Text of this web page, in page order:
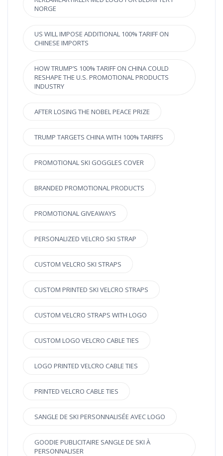
NORGE
US WILL IMPOSE ADDITIONAL 100% TARIFF ON
CHINESE IMPORTS
HOW TRUMP’S 100% TARIFF ON CHINA COULD
RESHAPE THE U.S. PROMOTIONAL PRODUCTS
INDUSTRY
AFTER LOSING THE NOBEL PEACE PRIZE
TRUMP TARGETS CHINA WITH 100% TARIFFS
PROMOTIONAL SKI GOGGLES COVER
BRANDED PROMOTIONAL PRODUCTS
PROMOTIONAL GIVEAWAYS
PERSONALIZED VELCRO SKI STRAP
CUSTOM VELCRO SKI STRAPS
CUSTOM PRINTED SKI VELCRO STRAPS
CUSTOM VELCRO STRAPS WITH LOGO
CUSTOM LOGO VELCRO CABLE TIES
LOGO PRINTED VELCRO CABLE TIES
PRINTED VELCRO CABLE TIES
SANGLE DE SKI PERSONNALISÉE AVEC LOGO
GOODIE PUBLICITAIRE SANGLE DE SKI À
PERSONNALISER